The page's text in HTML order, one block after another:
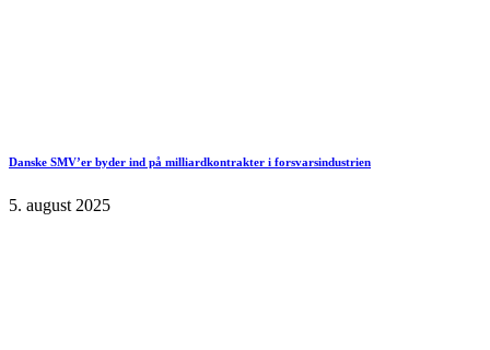
Danske SMV’er byder ind på milliardkontrakter i forsvarsindustrien
5. august 2025